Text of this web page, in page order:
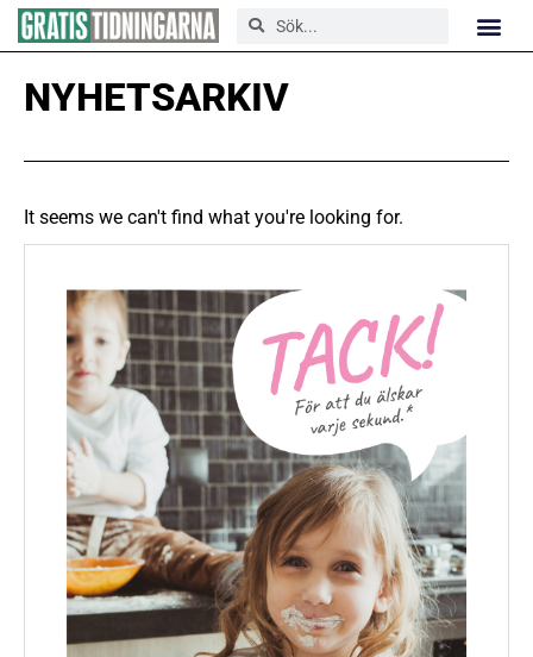
NYHETSARKIV
It seems we can't find what you're looking for.